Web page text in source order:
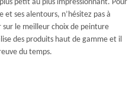
petit au plus impressionnant. Pour
ses alentours, n’hésitez pas à
le meilleur choix de peinture
des produits haut de gamme et il
du temps.